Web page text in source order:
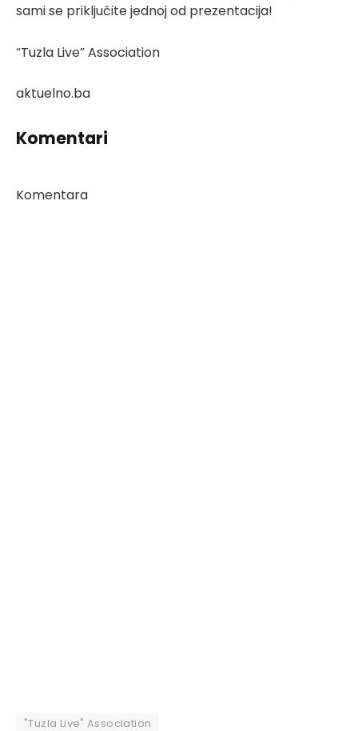
sami se priključite jednoj od prezentacija!
“Tuzla Live” Association
aktuelno.ba
Komentari
Komentara
"Tuzla Live" Association